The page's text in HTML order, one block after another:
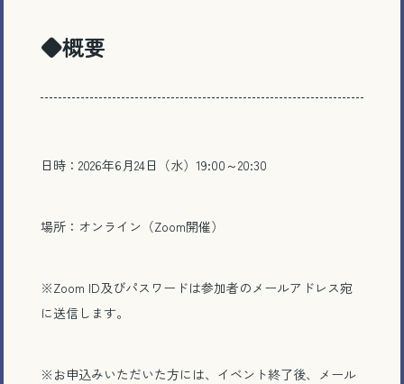
◆概要
日時：2026年6月24日（水）19:00～20:30
場所：オンライン（Zoom開催）
※Zoom ID及びパスワードは参加者のメールアドレス宛
に送信します。
※お申込みいただいた方には、イベント終了後、メール